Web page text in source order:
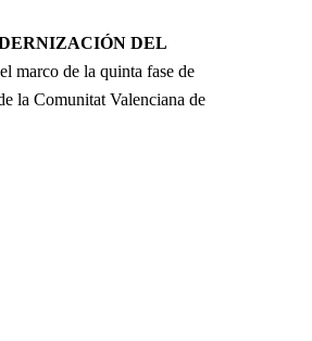
DEL
marco de la quinta fase de
la Comunitat Valenciana de